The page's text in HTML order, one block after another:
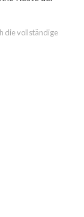
die vollständige